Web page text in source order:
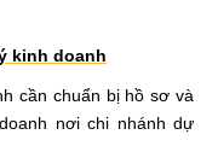
kinh doanh
cần chuẩn bị hồ sơ và
nơi chi nhánh dự